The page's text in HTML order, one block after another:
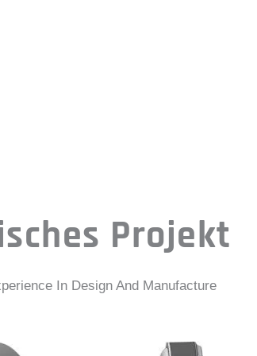
Projekt
In Design And Manufacture